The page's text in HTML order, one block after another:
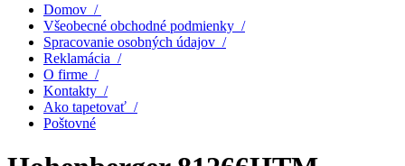
Domov /
Všeobecné obchodné podmienky /
Spracovanie osobných údajov /
Reklamácia /
O firme /
Kontakty /
Ako tapetovať /
Poštovné